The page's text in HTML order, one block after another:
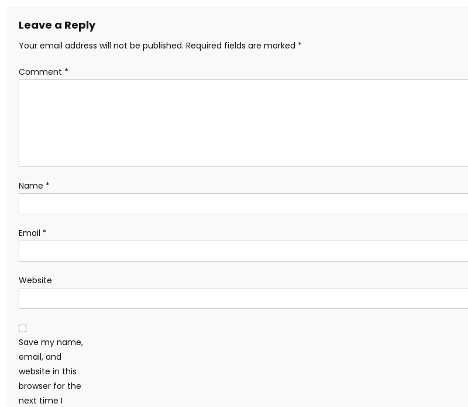
Leave a Reply
Your email address will not be published. Required fields are marked *
Comment *
Name *
Email *
Website
Save my name,
email, and
website in this
browser for the
next time I